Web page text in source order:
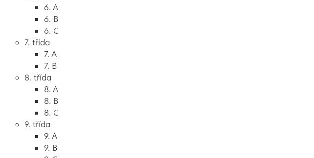
6. A
6. B
6. C
7. třída
7. A
7. B
8. třída
8. A
8. B
8. C
9. třída
9. A
9. B